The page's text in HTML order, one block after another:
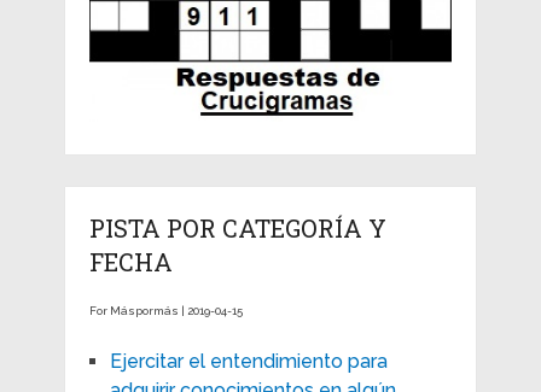
PISTA POR CATEGORÍA Y
FECHA
For Máspormás | 2019-04-15
Ejercitar el entendimiento para